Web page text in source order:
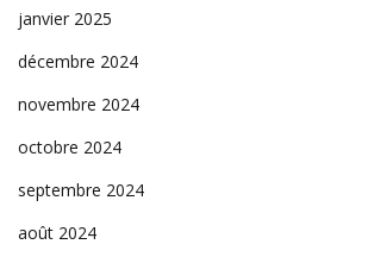
janvier 2025
décembre 2024
novembre 2024
octobre 2024
septembre 2024
août 2024